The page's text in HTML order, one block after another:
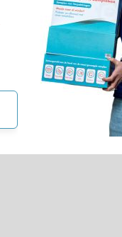
zonder
1000ml
- 200
64,74
(53,50 Excl.